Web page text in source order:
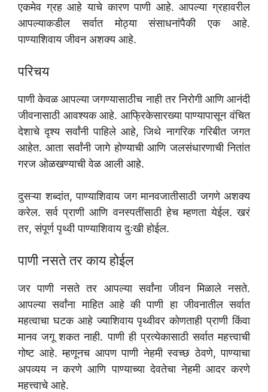
एकमेव ग्रह आहे याचे कारण पाणी आहे. आपल्या ग्रहावरील
आपल्याकडील सर्वात मोठ्या संसाधनांपैकी एक आहे.
पाण्याशिवाय जीवन अशक्य आहे.
परिचय
पाणी केवळ आपल्या जगण्यासाठीच नाही तर निरोगी आणि आनंदी
जीवनासाठी आवश्यक आहे. आफ्रिकेसारख्या पाण्यापासून वंचित
देशाचे दृश्य सर्वांनी पाहिले आहे, जिथे नागरिक गरिबीत जगत
आहेत. आता सर्वांनी जागे होण्याची आणि जलसंधारणाची नितांत
गरज ओळखण्याची वेळ आली आहे.
दुसऱ्या शब्दांत, पाण्याशिवाय जग मानवजातीसाठी जगणे अशक्य
करेल. सर्व प्राणी आणि वनस्पतींसाठी हेच म्हणता येईल. खरं
तर, संपूर्ण पृथ्वी पाण्याशिवाय दुःखी होईल.
पाणी नसते तर काय होईल
जर पाणी नसते तर आपल्या सर्वांना जीवन मिळाले नसते.
आपल्या सर्वांना माहित आहे की पाणी हा जीवनातील सर्वात
महत्वाचा घटक आहे ज्याशिवाय पृथ्वीवर कोणताही प्राणी किंवा
मानव जगू शकत नाही. पाणी ही प्रत्येकासाठी सर्वात महत्त्वाची
गोष्ट आहे. म्हणूनच आपण पाणी नेहमी स्वच्छ ठेवणे, पाण्याचा
अपव्यय न करणे आणि पाण्याच्या देवतेचा नेहमी आदर करणे
महत्त्वाचे आहे.